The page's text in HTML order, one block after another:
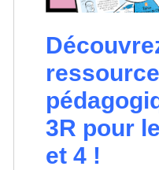
3R pour
et 4 !